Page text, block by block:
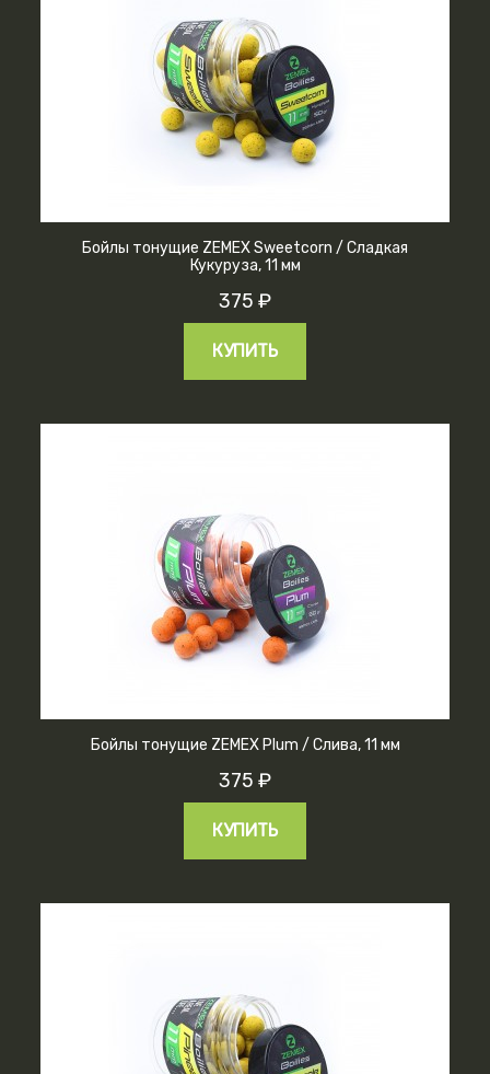
Бойлы тонущие ZEMEX Sweetcorn / Сладкая
Кукуруза, 11 мм
375 ₽
КУПИТЬ
Бойлы тонущие ZEMEX Plum / Слива, 11 мм
375 ₽
КУПИТЬ